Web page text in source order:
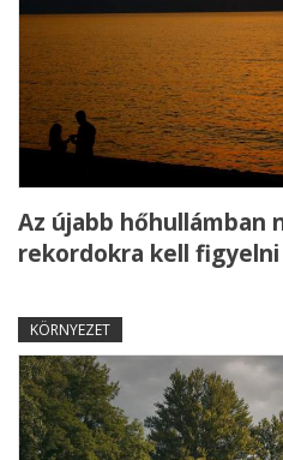
Az újabb hőhullámban
rekordokra kell figyelni
KÖRNYEZET